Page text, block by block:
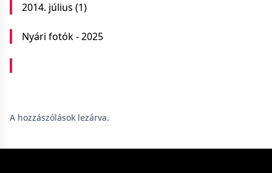
2014. július (1)
Nyári fotók - 2025
A hozzászólások lezárva.